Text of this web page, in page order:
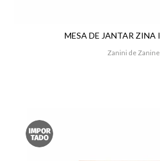
MESA DE JANTAR ZINA
Zanini de Zanine